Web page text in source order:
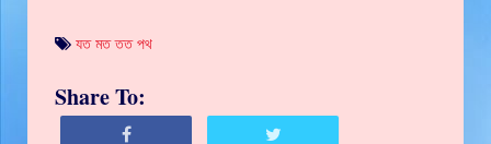
যত মত তত পথ
Share To: